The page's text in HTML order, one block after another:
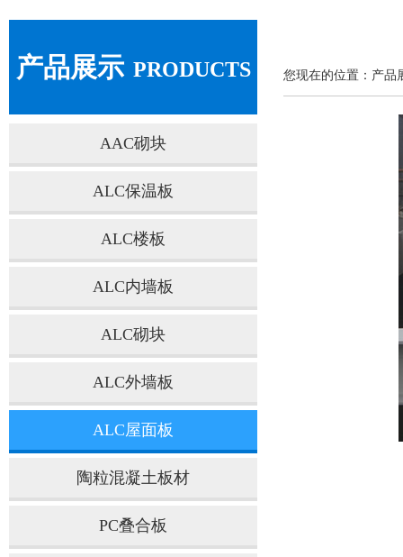
产品展示 PRODUCTS
AAC砌块
ALC保温板
ALC楼板
ALC内墙板
ALC砌块
ALC外墙板
ALC屋面板
陶粒混凝土板材
PC叠合板
您现在的位置：产品